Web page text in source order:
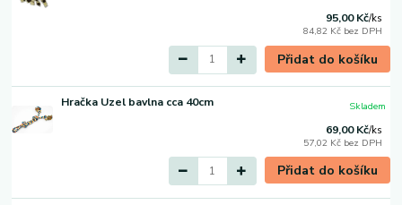
95,00 Kč/ks
84,82 Kč bez DPH
Přidat do košíku
Hračka Uzel bavlna cca 40cm
69,00 Kč/ks
57,02 Kč bez DPH
Skladem
Přidat do košíku